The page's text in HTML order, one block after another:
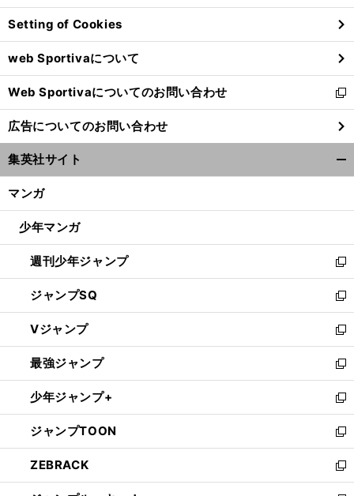
ン
ド
ウ
で
開
く
Setting of Cookies
web Sportivaについて
Web Sportivaについてのお問い合わせ
新
し
い
ウ
ィ
ン
ウ
開
く
広告についてのお問い合わせ
集英社サイト
マンガ
少年マンガ
週刊少年ジャンプ
新
し
い
ウ
ィ
ン
ド
ウ
で
開
く
ジャンプSQ
新
し
い
ウ
ィ
ン
ド
ウ
で
開
く
Vジャンプ
新
し
い
ウ
ィ
ン
ド
ウ
で
開
最強ジャンプ
新
し
い
ウ
ィ
ン
ド
ウ
少年ジャンプ+
新
し
い
ウ
ィ
ン
ジャンプTOON
新
し
い
ウ
ZEBRACK
新
し